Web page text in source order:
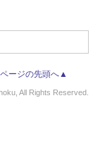
ージの先頭へ▲
All Rights Reserved.